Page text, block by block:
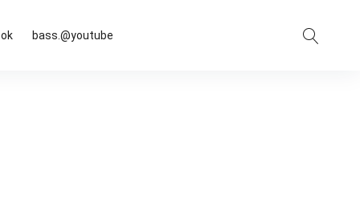
bass.@youtube